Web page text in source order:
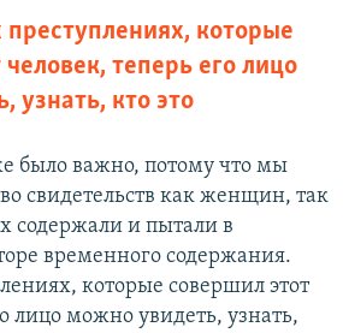
преступлениях, которые
теперь его лицо
узнать, кто это
было важно, потому что мы
свидетельств как женщин, так
содержали и пытали в
временного содержания.
которые совершил этот
лицо можно увидеть, узнать,